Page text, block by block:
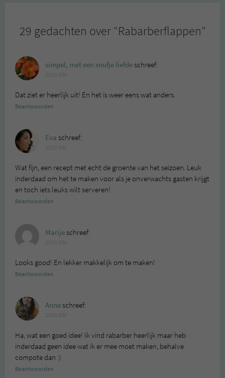
29 gedachten over “Rabarberflappen”
simpel, met een snufje liefdeschreef:
Dat ziet er heerlijk uit! En het is weer eens wat anders.
Beantwoorden
Eva schreef:
Wat fijn, een recept met echt de groente van het seizoen. Leuk
inderdaad om het te maken voor als je onverwachts gasten krijgt
en toch iets leuks wilt serveren!
Beantwoorden
Marijeschreef:
Looks good! En lekker makkelijk om te maken!
Beantwoorden
Anneschreef:
Ha, wat een goed idee! Ik vind rabarber heerlijk maar heb
inderdaad geen idee wat ik er mee moet maken, behalve
compote dan :)
Beantwoorden